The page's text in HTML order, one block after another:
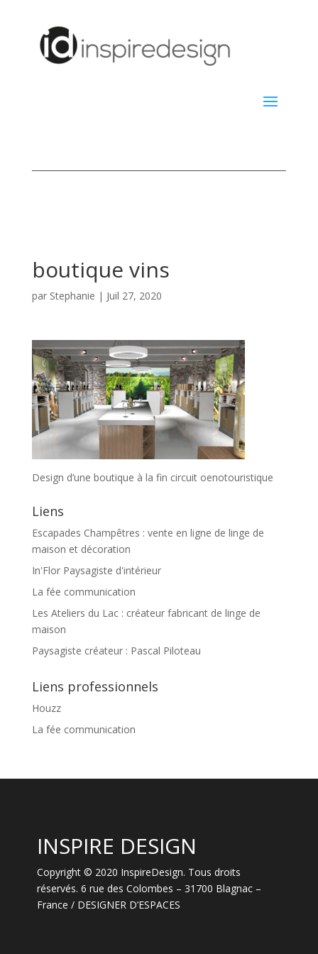
boutique vins
par Stephanie | Juil 27, 2020
Design d’une boutique à la fin circuit oenotouristique
Liens
Escapades Champêtres : vente en ligne de linge de
maison et décoration
In'Flor Paysagiste d'intérieur
La fée communication
Les Ateliers du Lac : créateur fabricant de linge de
maison
Paysagiste créateur : Pascal Piloteau
Liens professionnels
Houzz
La fée communication
INSPIRE DESIGN
Copyright © 2020 InspireDesign. Tous droits
réservés. 6 rue des Colombes – 31700 Blagnac –
France / DESIGNER D’ESPACES